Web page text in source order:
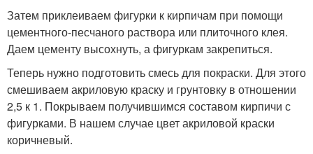
Затем приклеиваем фигурки к кирпичам при помощи
цементного-песчаного раствора или плиточного клея.
Даем цементу высохнуть, а фигуркам закрепиться.
Теперь нужно подготовить смесь для покраски. Для этого
смешиваем акриловую краску и грунтовку в отношении
2,5 к 1. Покрываем получившимся составом кирпичи с
фигурками. В нашем случае цвет акриловой краски
коричневый.